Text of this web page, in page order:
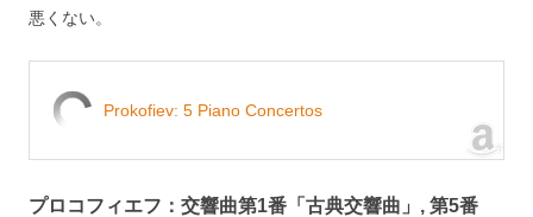
悪くない。
Prokofiev: 5 Piano Concertos
プロコフィエフ：交響曲第1番「古典交響曲」, 第5番